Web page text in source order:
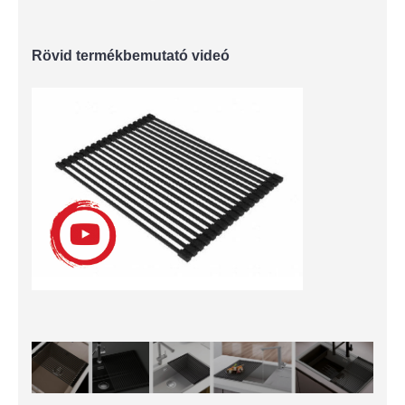
Rövid termékbemutató videó